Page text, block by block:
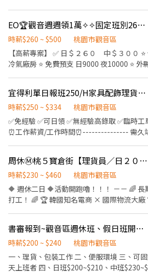
工業四路 / 觀音桃科十路 (近觀音工業區、
品】PCB相關 印刷電路板 【工作內容】搬
作業 【用餐說明】日班供兩餐/夜班供一餐
分、晚餐30分、宵夜30分 (上下午各10分鐘
(須依訂單量休假日加班) ➡️日 08:00-20:30
70500~92000 ➡️夜 20:20-08:10 時薪$300/
81400~106200 ((夜班需日訓最快3天~1週
▬▬▬▬▬【享有福利】▬▬▬▬▬ ⭕️享有勞
6％⭕️ ☎️來電預約：0965-083880 ➤ 樂樂
要加@ ☑️手機號碼搜尋可直接加好友
━━━━━━━━━━━━━━━━━━━━ ⭕️
費、服務費 ⭕️享有勞健保、團保勞退6％ ✔️
司 ✔️高錄取、非詐騙、拒絕騙個資
━━━━━━━━━━━━━━━ 💵 薪資待遇 ✔ 時薪 240元 ✔ 當
日完工後匯款 ⚠️若是當日23:00後完工，會
配合度佳者可優先安排後續場次 📋 工作內容 ✔ 協助師傅搬運物品
桌椅排列及帳篷搭設進場 ✔ 完成主管交辦事項 🔰 無經驗可 現
自備飲用水 ⚠️ 工作注意事項⚠️ ✅ 工作屬勞力性質，需搬運及推動器
材，請自行評估體力狀況。 ✅提前15分鐘集
需配合至完工。 ✅場次會因主辦單位排程
會時間調整或場次取消，能接受再應徵。 ✅
安排。 ✅ 請勿臨時取消或無故缺席，以免
動機靈、不偷懶、須搬重物勞力性質，請自
息時間將不計入工作時數、費用以實際簽退
中信銀行帳戶，會扣除15元跨行手續費 ✅請
缺席，將列黑名單。 ⭐ 適合對象 ✔ 想賺外快增加收入 ✔ 學生兼職
✔ 短期打工 ✔ 體力佳、不排斥勞力工作者 📩 應徵方式 請直接私訊
賴ID及提供： 1️⃣ 姓名 2️⃣ 電話 3️⃣ 可配合日
（無經驗可） 🔥 表現良好者可優先安排後續大型活動
應徵』➖➖➖ 🏢 公司名稱：豐鳴國際 📱 請直接投履歷應徵，會有專
人回覆您，謝謝
EO🏆觀音週週領1萬✧✧固定班別260/300⸝久任+介紹獎金⸝外縣市冷氣宿舍
時薪$260 ~ $500
桃園市觀音區
【高薪專案】 ✅ 日＄２６０ 中＄３００
冷氣廠房 ⭐ 免費預支 日9000 夜10000 ⭐
久任獎金 (六個月共計 45,000元) ⭕ 介紹新
時，各發 10,000元獎金 (兩個月共計 20,000
容: PCB面板產品➜PCB機台操作、產品檢驗
配合加班 ▹地點: 桃園市觀音區成功路一段 ▹
天 ▹發薪: 每月10號/可申請借支 - 【薪資時
照勞基法規定的各項福利 ✔ 三節禮金/禮品
正機會 - ✉ 快速應徵連結：https://lin.ee/
宜得利單日報班250/H家具配飾理貨#無經驗可#快速上工#隔日領#高錄取#長短期
時薪$250 ~ $334
桃園市觀音區
✅免經驗 ✅可日領 ✅無經驗高錄取 ✅臨
⏰工作薪資/工作時間⏰--------------- 需久
自理,可離廠
得利-網購組*2 長期 網購商品撿貨 (emoji) ⚠️上班時間
09:00~18:00(需要配合8點排班) 排休8~10天
班 (廠區排，可協調)
周休Ⓜ️桃５寶倉街【理貨員／日２００晚２３０】免費供餐．免費交通車
時薪$230 ~ $460
桃園市觀音區
🔶 週休二日 🔶活動開跑嚕！！！ －－ 🌈
打工！ 🌈 🏆 韓國知名電商 × 國際物流大廠
缺・大量開缺中 🚀 ✨ 免二面｜快速報到｜
重點一次看 🔔 🔶 長期可做｜非短期 🔶 訂單
表固定｜收入穩定
書審報到~觀音區週休班、假日班開缺/$200~$240/可日週領
時薪$200 ~ $240
桃園市觀音區
一、理貨、包裝工作 二、便服環境 三、可
天上班者 四、日班$200~$210、中班